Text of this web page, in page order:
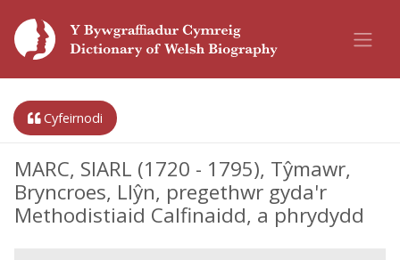
Cyfeirnodi
MARC, SIARL (1720 - 1795), Tŷmawr,
Bryncroes, Llŷn, pregethwr gyda'r
Methodistiaid Calfinaidd, a phrydydd